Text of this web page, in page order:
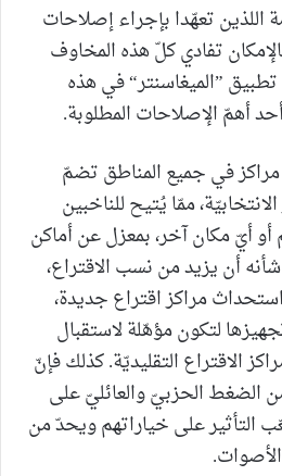
اللذين تعهّدا بإجراء إصلاحات
تفادي كلّ هذه المخاوف
”الميغاسنتر“ في هذه
أهمّ الإصلاحات المطلوبة.
في جميع المناطق تضمّ
ممّا يُتيح للناخبين
أيّ مكان آخر، بمعزل عن أماكن
أن يزيد من نسب الاقتراع،
مراكز اقتراع جديدة،
لتكون مؤهّلة لاستقبال
الاقتراع التقليديّة. كذلك فإنّ
الضغط الحزبيّ والعائليّ على
التأثير على خياراتهم ويحدّ من